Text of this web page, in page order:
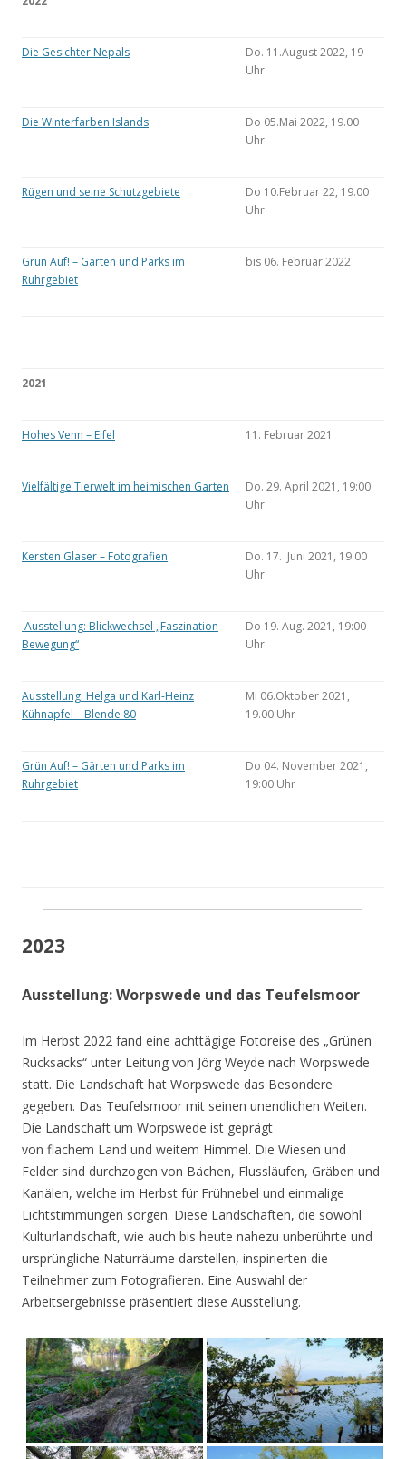
Die Gesichter Nepals
Do. 11.August 2022, 19
Uhr
Die Winterfarben Islands
Do 05.Mai 2022, 19.00
Uhr
Rügen und seine Schutzgebiete
Do 10.Februar 22, 19.00
Uhr
Grün Auf! – Gärten und Parks im
Ruhrgebiet
bis 06. Februar 2022
2021
Hohes Venn – Eifel 11. Februar 2021
Vielfältige Tierwelt im heimischen Garten
Do. 29. April 2021, 19:00
Uhr
Kersten Glaser – Fotografien
Do. 17. Juni 2021, 19:00
Uhr
Ausstellung: Blickwechsel „Faszination
Bewegung“
Do 19. Aug. 2021, 19:00
Uhr
Ausstellung: Helga und Karl-Heinz
Kühnapfel – Blende 80
Mi 06.Oktober 2021,
19.00 Uhr
Grün Auf! – Gärten und Parks im
Ruhrgebiet
Do 04. November 2021,
19:00 Uhr
2023
Ausstellung: Worpswede und das Teufelsmoor
Im Herbst 2022 fand eine achttägige Fotoreise des „Grünen
Rucksacks“ unter Leitung von Jörg Weyde nach Worpswede
statt. Die Landschaft hat Worpswede das Besondere
gegeben. Das Teufelsmoor mit seinen unendlichen Weiten.
Die Landschaft um Worpswede ist geprägt
von flachem Land und weitem Himmel. Die Wiesen und
Felder sind durchzogen von Bächen, Flussläufen, Gräben und
Kanälen, welche im Herbst für Frühnebel und einmalige
Lichtstimmungen sorgen. Diese Landschaften, die sowohl
Kulturlandschaft, wie auch bis heute nahezu unberührte und
ursprüngliche Naturräume darstellen, inspirierten die
Teilnehmer zum Fotografieren. Eine Auswahl der
Arbeitsergebnisse präsentiert diese Ausstellung.